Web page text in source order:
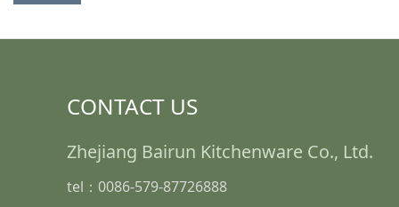
CONTACT US
Zhejiang Bairun Kitchenware Co., Ltd.
tel：0086-579-87726888